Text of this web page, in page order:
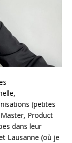
,
(petites
, Product
dans leur
Lausanne (où je